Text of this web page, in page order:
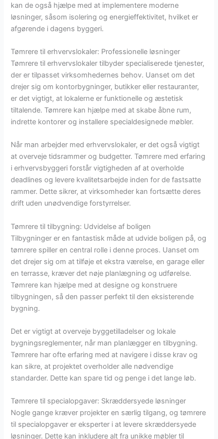
kan de også hjælpe med at implementere moderne
løsninger, såsom isolering og energieffektivitet, hvilket er
afgørende i dagens byggeri.
Tømrere til erhvervslokaler: Professionelle løsninger
Tømrere til erhvervslokaler tilbyder specialiserede tjenester,
der er tilpasset virksomhedernes behov. Uanset om det
drejer sig om kontorbygninger, butikker eller restauranter,
er det vigtigt, at lokalerne er funktionelle og æstetisk
tiltalende. Tømrere kan hjælpe med at skabe åbne rum,
indrette kontorer og installere specialdesignede møbler.
Når man arbejder med erhvervslokaler, er det også vigtigt
at overveje tidsrammer og budgetter. Tømrere med erfaring
i erhvervsbyggeri forstår vigtigheden af at overholde
deadlines og levere kvalitetsarbejde inden for de fastsatte
rammer. Dette sikrer, at virksomheder kan fortsætte deres
drift uden unødvendige forstyrrelser.
Tømrere til tilbygning: Udvidelse af boligen
Tilbygninger er en fantastisk måde at udvide boligen på, og
tømrere spiller en central rolle i denne proces. Uanset om
det drejer sig om at tilføje et ekstra værelse, en garage eller
en terrasse, kræver det nøje planlægning og udførelse.
Tømrere kan hjælpe med at designe og konstruere
tilbygningen, så den passer perfekt til den eksisterende
bygning.
Det er vigtigt at overveje byggetilladelser og lokale
bygningsreglementer, når man planlægger en tilbygning.
Tømrere har ofte erfaring med at navigere i disse krav og
kan sikre, at projektet overholder alle nødvendige
standarder. Dette kan spare tid og penge i det lange løb.
Tømrere til specialopgaver: Skræddersyede løsninger
Nogle gange kræver projekter en særlig tilgang, og tømrere
til specialopgaver er eksperter i at levere skræddersyede
løsninger. Dette kan inkludere alt fra unikke møbler til